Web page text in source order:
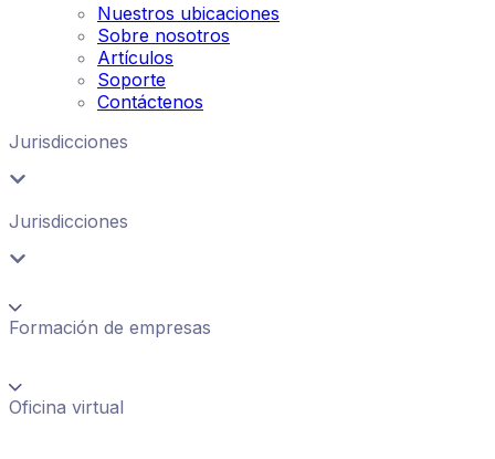
Nuestros ubicaciones
Sobre nosotros
Artículos
Soporte
Contáctenos
Jurisdicciones
Jurisdicciones
Formación de empresas
Oficina virtual